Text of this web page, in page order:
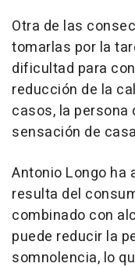
Otra de las
tomarlas por la
dificultad para
reducción de la
casos, la persona
sensación de
Antonio Longo ha
resulta del
combinado con
puede reducir la
somnolencia, lo